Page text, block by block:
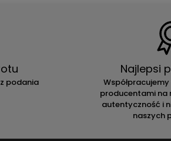
podania
Najlepsi
producentami na
autentyczność i
naszych